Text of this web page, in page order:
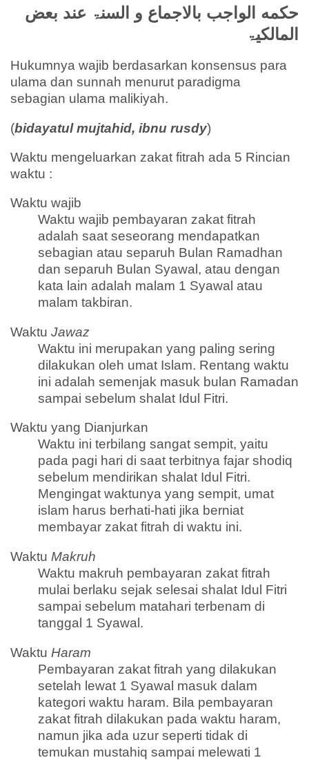
حكمه الواجب بالاجماع و السنۃ عند بعض
المالكیۃ
Hukumnya wajib berdasarkan konsensus para
ulama dan sunnah menurut paradigma
sebagian ulama malikiyah.
(bidayatul mujtahid, ibnu rusdy)
Waktu mengeluarkan zakat fitrah ada 5 Rincian
waktu :
Waktu wajib
Waktu wajib pembayaran zakat fitrah
adalah saat seseorang mendapatkan
sebagian atau separuh Bulan Ramadhan
dan separuh Bulan Syawal, atau dengan
kata lain adalah malam 1 Syawal atau
malam takbiran.
Waktu Jawaz
Waktu ini merupakan yang paling sering
dilakukan oleh umat Islam. Rentang waktu
ini adalah semenjak masuk bulan Ramadan
sampai sebelum shalat Idul Fitri.
Waktu yang Dianjurkan
Waktu ini terbilang sangat sempit, yaitu
pada pagi hari di saat terbitnya fajar shodiq
sebelum mendirikan shalat Idul Fitri.
Mengingat waktunya yang sempit, umat
islam harus berhati-hati jika berniat
membayar zakat fitrah di waktu ini.
Waktu Makruh
Waktu makruh pembayaran zakat fitrah
mulai berlaku sejak selesai shalat Idul Fitri
sampai sebelum matahari terbenam di
tanggal 1 Syawal.
Waktu Haram
Pembayaran zakat fitrah yang dilakukan
setelah lewat 1 Syawal masuk dalam
kategori waktu haram. Bila pembayaran
zakat fitrah dilakukan pada waktu haram,
namun jika ada uzur seperti tidak di
temukan mustahiq sampai melewati 1